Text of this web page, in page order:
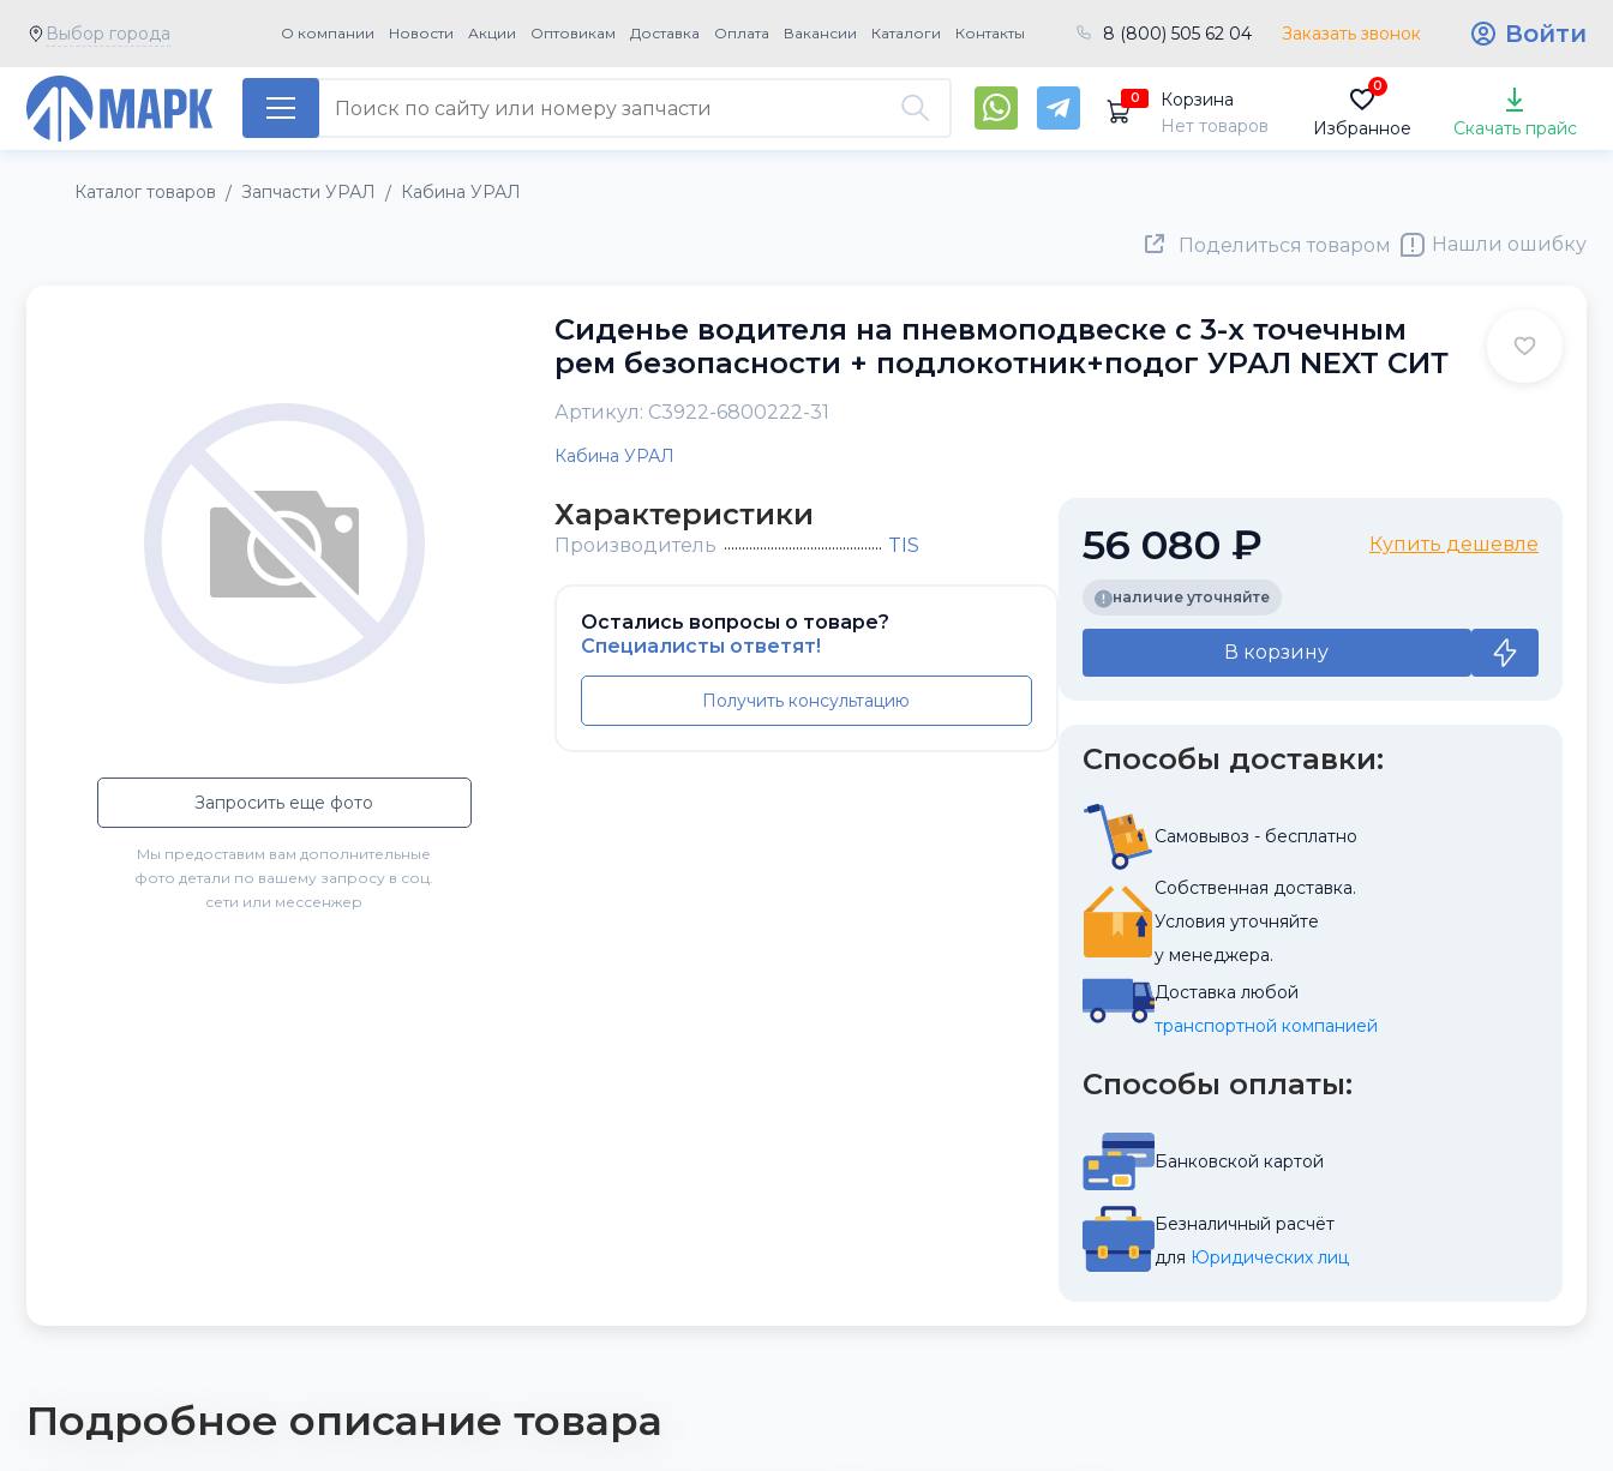
Выбор города О компании Новости Акции Оптовикам Доставка Оплата Вакансии Каталоги Контакты 8 (800) 505 62 04 Заказать звонок Войти
0
Корзина
Нет товаров
0
Избранное Скачать прайс
Каталог товаров / Запчасти УРАЛ / Кабина УРАЛ
Поделиться товаром Нашли ошибку
Запросить еще фото
Мы предоставим вам дополнительные
фото детали по вашему запросу в соц.
сети или мессенжер
Сиденье водителя на пневмоподвеске с 3-х точечным
рем безопасности + подлокотник+подог УРАЛ NEXT СИТ
Артикул: С3922-6800222-31
Кабина УРАЛ
Характеристики
Производитель TIS
Остались вопросы о товаре?
Специалисты ответят!
Получить консультацию
56 080 ₽ Купить дешевле
наличие уточняйте
В корзину
Способы доставки:
Самовывоз - бесплатно
Собственная доставка.
Условия уточняйте
у менеджера.
Доставка любой
транспортной компанией
Способы оплаты:
Банковской картой
Безналичный расчёт
для Юридических лиц
Подробное описание товара